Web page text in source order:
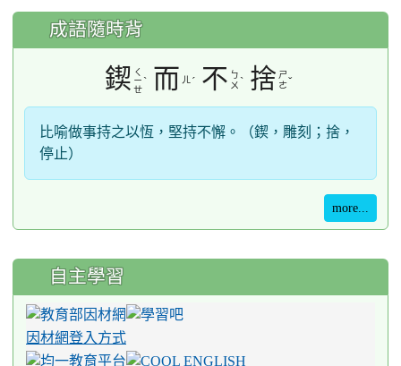
成語隨時背
鍥 ㄑ
ㄧ
ㄝ
ˋ 而 ㄦ ˊ 不 ㄅ
ㄨ ˋ 捨 ㄕ
ㄜˇ
比喻做事持之以恆，堅持不懈。（鍥，雕刻；捨，
停止）
more...
自主學習
因材網登入方式